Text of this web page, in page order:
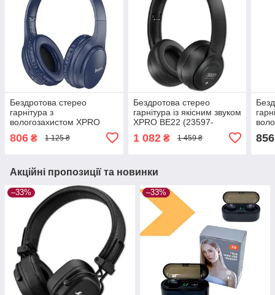
Бездротова стерео
гарнітура з
вологозахистом XPRO
806 ₴ 1 125 ₴
Бездротова стерео
гарнітура із якісним звуком
XPRO BE22 (23597-
1 082₴ 1 459 ₴ 856
Акційні пропозиції та новинки
–33% –33%